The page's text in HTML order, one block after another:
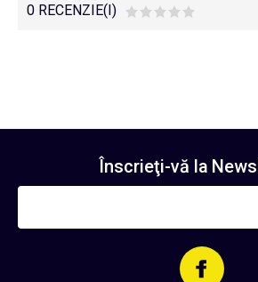
0 RECENZIE(I)
Înscrieţi-vă la